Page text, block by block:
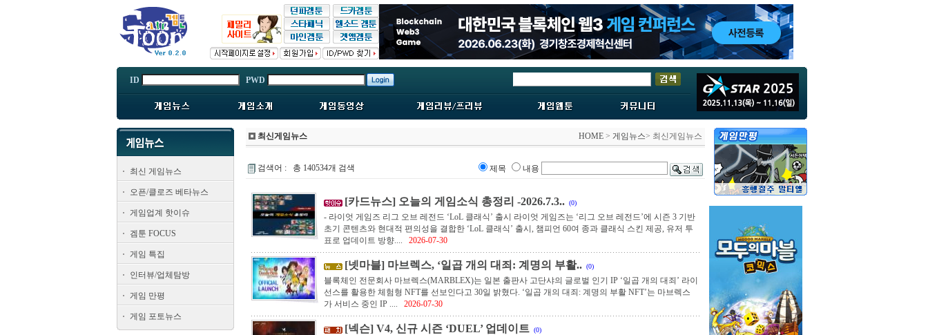
ID PWD
최신 게임뉴스
오픈/클로즈 베타뉴스
게임업계 핫이슈
겜툰 FOCUS
게임 특집
인터뷰/업체탐방
게임 만평
게임 포토뉴스
최신게임뉴스 HOME > 게임뉴스> 최신게임뉴스
검색어 : 총 140534개 검색 제목 내용
[카드뉴스] 오늘의 게임소식 총정리 -2026.7.3.. (0)
- 라이엇 게임즈 리그 오브 레전드 ‘LoL 클래식’ 출시 라이엇 게임즈는 ‘리그 오브 레전드’에 시즌 3 기반
초기 콘텐츠와 현대적 편의성을 결합한 ‘LoL 클래식’ 출시, 챔피언 60여 종과 클래식 스킨 제공, 유저 투
표로 업데이트 방향....
2026-07-30
[넷마블] 마브렉스, ‘일곱 개의 대죄: 계명의 부활.. (0)
블록체인 전문회사 마브렉스(MARBLEX)는 일본 출판사 고단샤의 글로벌 인기 IP ‘일곱 개의 대죄’ 라이
선스를 활용한 체험형 NFT를 선보인다고 30일 밝혔다. ‘일곱 개의 대죄: 계명의 부활 NFT’는 마브렉스
가 서비스 중인 IP ....
2026-07-30
[넥슨] V4, 신규 시즌 ‘DUEL’ 업데이트 (0)